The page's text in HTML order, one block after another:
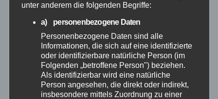
Westerwald
unter anderem die folgenden Begriffe:
a) personenbezogene Daten
Personenbezogene Daten sind alle
Informationen, die sich auf eine identifizierte
oder identifizierbare natürliche Person (im
Folgenden „betroffene Person") beziehen.
Als identifizierbar wird eine natürliche
Person angesehen, die direkt oder indirekt,
insbesondere mittels Zuordnung zu einer